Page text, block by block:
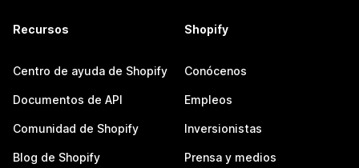
Recursos
Centro de ayuda de Shopify
Documentos de API
Comunidad de Shopify
Blog de Shopify
Shopify
Conócenos
Empleos
Inversionistas
Prensa y medios